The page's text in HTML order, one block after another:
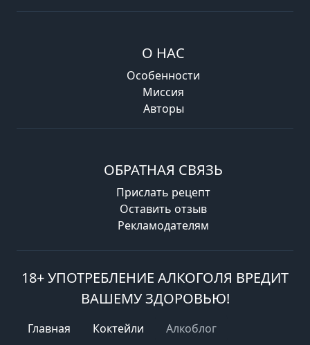
О НАС
Особенности
Миссия
Авторы
ОБРАТНАЯ СВЯЗЬ
Прислать рецепт
Оставить отзыв
Рекламодателям
18+ УПОТРЕБЛЕНИЕ АЛКОГОЛЯ ВРЕДИТ
ВАШЕМУ ЗДОРОВЬЮ!
Главная Коктейли Алкоблог